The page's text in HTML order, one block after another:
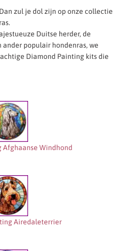
zul je dol zijn op onze collectie
Duitse herder, de
populair hondenras, we
Diamond Painting kits die
Afghaanse Windhond
Airedaleterrier